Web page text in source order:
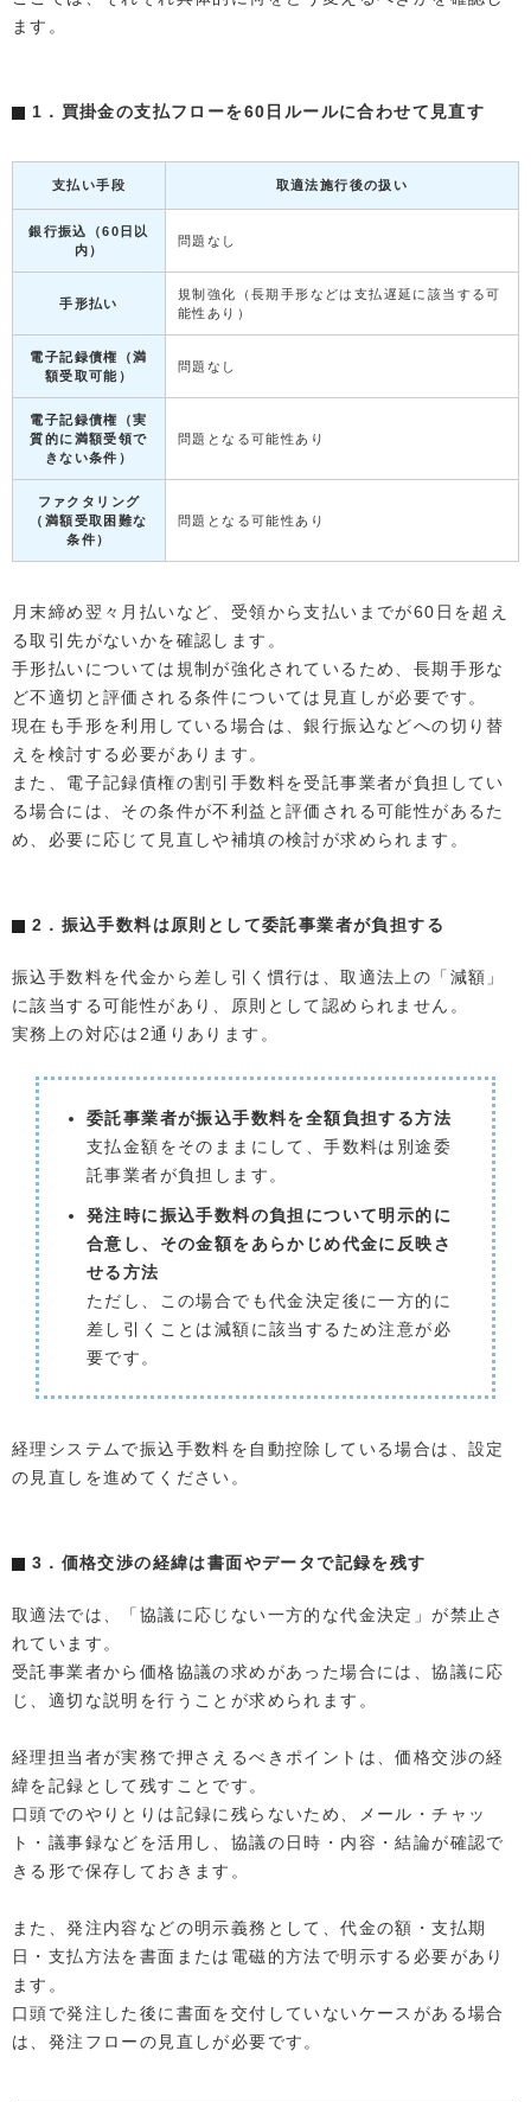
ます。
1．買掛金の支払フローを60日ルールに合わせて見直す
支払い手段 取適法施行後の扱い
銀行振込（60日以
内）
問題なし
手形払い
規制強化（長期手形などは支払遅延に該当する可
能性あり）
電子記録債権（満
額受取可能）
問題なし
電子記録債権（実
質的に満額受領で
きない条件）
問題となる可能性あり
ファクタリング
（満額受取困難な
条件）
問題となる可能性あり
月末締め翌々月払いなど、受領から支払いまでが60日を超え
る取引先がないかを確認します。
手形払いについては規制が強化されているため、長期手形な
ど不適切と評価される条件については見直しが必要です。
現在も手形を利用している場合は、銀行振込などへの切り替
えを検討する必要があります。
また、電子記録債権の割引手数料を受託事業者が負担してい
る場合には、その条件が不利益と評価される可能性があるた
め、必要に応じて見直しや補填の検討が求められます。
2．振込手数料は原則として委託事業者が負担する
振込手数料を代金から差し引く慣行は、取適法上の「減額」
に該当する可能性があり、原則として認められません。
実務上の対応は2通りあります。
委託事業者が振込手数料を全額負担する方法
支払金額をそのままにして、手数料は別途委
託事業者が負担します。
発注時に振込手数料の負担について明示的に
合意し、その金額をあらかじめ代金に反映さ
せる方法
ただし、この場合でも代金決定後に一方的に
差し引くことは減額に該当するため注意が必
要です。
経理システムで振込手数料を自動控除している場合は、設定
の見直しを進めてください。
3．価格交渉の経緯は書面やデータで記録を残す
取適法では、「協議に応じない一方的な代金決定」が禁止さ
れています。
受託事業者から価格協議の求めがあった場合には、協議に応
じ、適切な説明を行うことが求められます。
経理担当者が実務で押さえるべきポイントは、価格交渉の経
緯を記録として残すことです。
口頭でのやりとりは記録に残らないため、メール・チャッ
ト・議事録などを活用し、協議の日時・内容・結論が確認で
きる形で保存しておきます。
また、発注内容などの明示義務として、代金の額・支払期
日・支払方法を書面または電磁的方法で明示する必要があり
ます。
口頭で発注した後に書面を交付していないケースがある場合
は、発注フローの見直しが必要です。